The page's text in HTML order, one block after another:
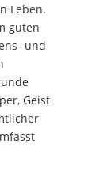
Leben.
guten
und
Geist